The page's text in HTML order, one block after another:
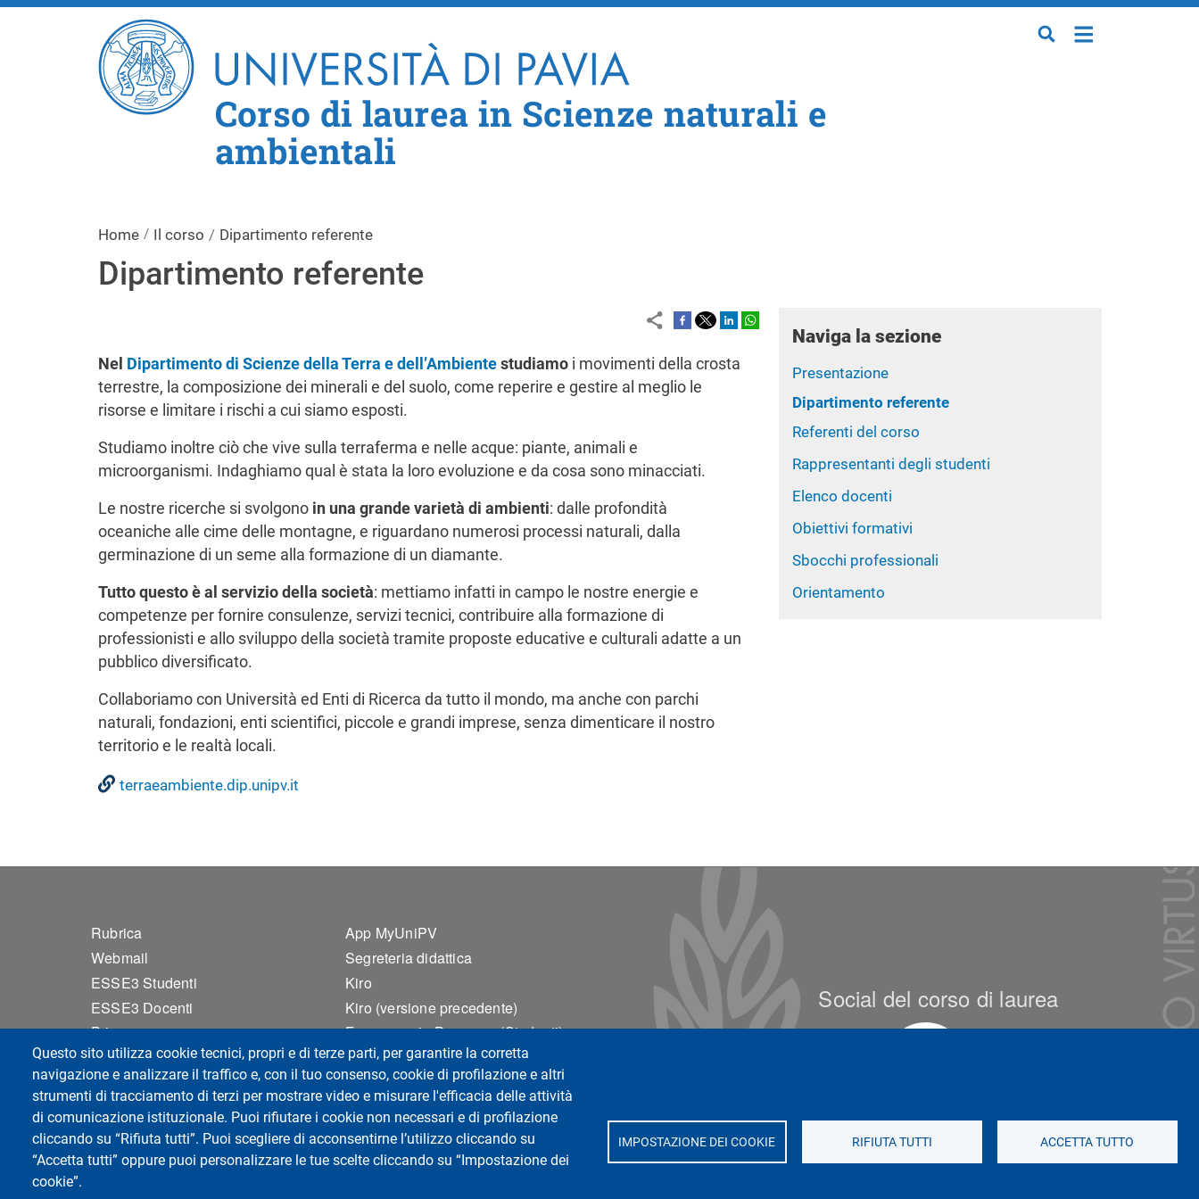
Salta al contenuto principale
Questo sito utilizza cookie tecnici, propri e di terze parti, per garantire la corretta
navigazione e analizzare il traffico e, con il tuo consenso, cookie di profilazione e altri
strumenti di tracciamento di terzi per mostrare video e misurare l'efficacia delle attività
di comunicazione istituzionale. Puoi rifiutare i cookie non necessari e di profilazione
cliccando su “Rifiuta tutti”. Puoi scegliere di acconsentirne l’utilizzo cliccando su
“Accetta tutti” oppure puoi personalizzare le tue scelte cliccando su “Impostazione dei
cookie”.
IMPOSTAZIONE DEI COOKIE RIFIUTA TUTTI ACCETTA TUTTO
Corso di laurea in Scienze naturali e
ambientali
Home Il corso Dipartimento referente
Dipartimento referente
Nel Dipartimento di Scienze della Terra e dell’Ambiente studiamoi movimenti della crosta
terrestre, la composizione dei minerali e del suolo, come reperire e gestire al meglio le
risorse e limitare i rischi a cui siamo esposti.
Studiamo inoltre ciò che vive sulla terraferma e nelle acque: piante, animali e
microorganismi. Indaghiamo qual è stata la loro evoluzione e da cosa sono minacciati.
Le nostre ricerche si svolgono in una grande varietà di ambienti: dalle profondità
oceaniche alle cime delle montagne, e riguardano numerosi processi naturali, dalla
germinazione di un seme alla formazione di un diamante.
Tutto questo è al servizio della società: mettiamo infatti in campo le nostre energie e
competenze per fornire consulenze, servizi tecnici, contribuire alla formazione di
professionisti e allo sviluppo della società tramite proposte educative e culturali adatte a un
pubblico diversificato.
Collaboriamo con Università ed Enti di Ricerca da tutto il mondo, ma anche con parchi
naturali, fondazioni, enti scientifici, piccole e grandi imprese, senza dimenticare il nostro
territorio e le realtà locali.
terraeambiente.dip.unipv.it
Naviga la sezione
Presentazione
Dipartimento referente
Referenti del corso
Rappresentanti degli studenti
Elenco docenti
Obiettivi formativi
Sbocchi professionali
Orientamento
Footer 1
Rubrica
Webmail
ESSE3 Studenti
ESSE3 Docenti
Privacy
Accessibilità
Mappa del sito
Cookie settings
Footer 2
App MyUniPV
Segreteria didattica
Kiro
Kiro (versione precedente)
Frequenza in Presenza (Studenti)
Frequenza in Presenza (Docenti)
Rilevamento Presenze
Valutazione Qualità Didattica
Social del corso di laurea
Social di Ateneo